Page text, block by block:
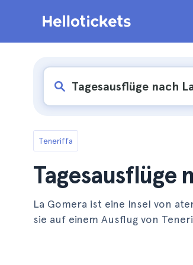
Teneriffa
Tagesausflüge
La Gomera ist eine Insel von
sie auf einem Ausflug von